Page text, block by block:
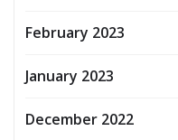
February 2023
January 2023
December 2022